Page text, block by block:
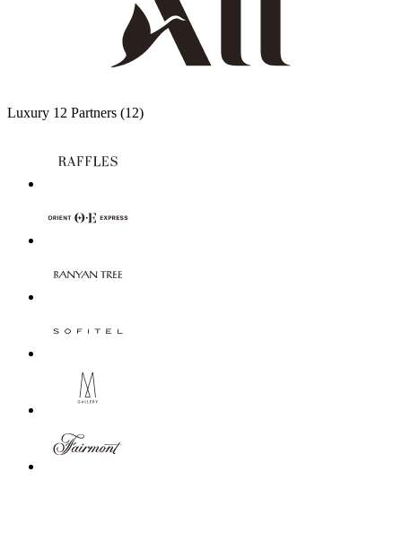
Luxury 12 Partners (12)